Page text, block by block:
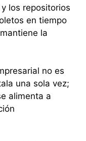
los repositorios
en tiempo
la
no es
una sola vez;
alimenta a